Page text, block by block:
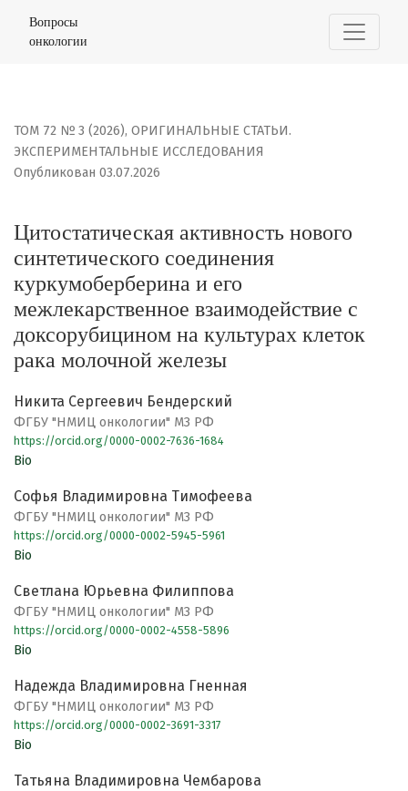
Цитостатическая активность нового
Вопросы
онкологии
ТОМ 72 № 3 (2026), ОРИГИНАЛЬНЫЕ СТАТЬИ.
ЭКСПЕРИМЕНТАЛЬНЫЕ ИССЛЕДОВАНИЯ
Цитостатическая активность нового
синтетического соединения
куркумоберберина и его
межлекарственное взаимодействие с
доксорубицином на культурах клеток
рака молочной железы
Опубликован 03.07.2026
Никита Сергеевич Бендерский
ФГБУ "НМИЦ онкологии" МЗ РФ
https://orcid.org/0000-0002-7636-1684
Bio
Софья Владимировна Тимофеева
ФГБУ "НМИЦ онкологии" МЗ РФ
https://orcid.org/0000-0002-5945-5961
Bio
Светлана Юрьевна Филиппова
ФГБУ "НМИЦ онкологии" МЗ РФ
https://orcid.org/0000-0002-4558-5896
Bio
Надежда Владимировна Гненная
ФГБУ "НМИЦ онкологии" МЗ РФ
https://orcid.org/0000-0002-3691-3317
Bio
Татьяна Владимировна Чембарова